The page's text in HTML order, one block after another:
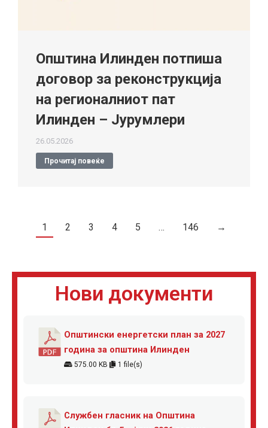
Општина Илинден потпиша
договор за реконструкција
на регионалниот пат
Илинден – Јурумлери
26.05.2026
Прочитај повеќе
1 2 3 4 5 … 146 →
Нови документи
Општински енергетски план за 2027
година за општина Илинден
575.00 KB 1 file(s)
Службен гласник на Општина